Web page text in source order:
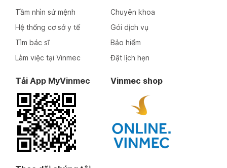
Tầm nhìn sứ mệnh
Hệ thống cơ sở y tế
Tìm bác sĩ
Làm việc tại Vinmec
Chuyên khoa
Gói dịch vụ
Bảo hiểm
Đặt lịch hẹn
Tải App MyVinmec Vinmec shop